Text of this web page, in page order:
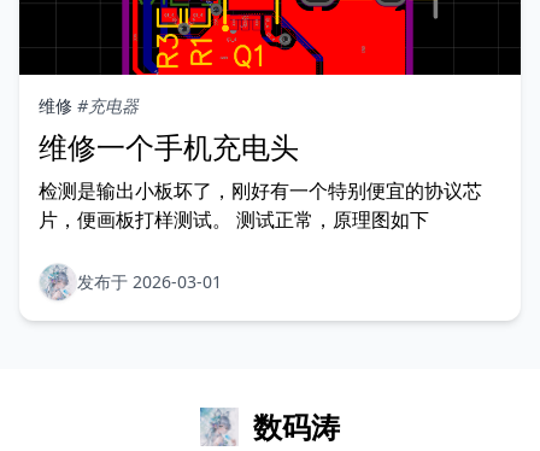
维修 #充电器
维修一个手机充电头
检测是输出小板坏了，刚好有一个特别便宜的协议芯
片，便画板打样测试。 测试正常，原理图如下
发布于 2026-03-01
数码涛